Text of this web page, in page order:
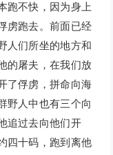
跑不快，因为身上
虏跑去。前面已经
人们所坐的地方和
的屠夫，在我们放
了俘虏，拼命向海
野人中也有三个向
追过去向他们开
四十码，跑到离他